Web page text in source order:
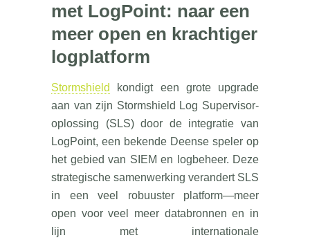
met LogPoint: naar een
meer open en krachtiger
logplatform
Stormshield
kondigt een grote upgrade
aan van zijn Stormshield Log Supervisor-
oplossing (SLS) door de integratie van
LogPoint, een bekende Deense speler op
het gebied van SIEM en logbeheer. Deze
strategische samenwerking verandert SLS
in een veel robuuster platform—meer
open voor veel meer databronnen en in
lijn met internationale